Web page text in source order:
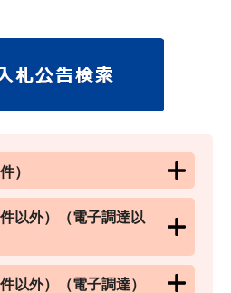
）
以外）（電子調達以
以外）（電子調達）